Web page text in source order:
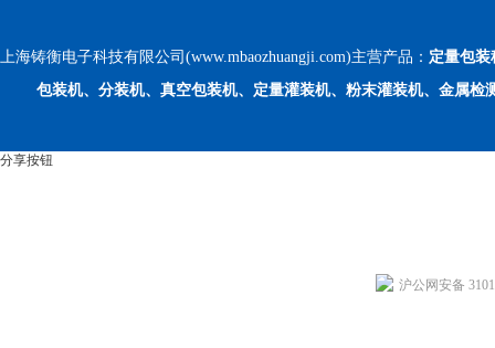
上海铸衡电子科技有限公司(www.mbaozhuangji.com)主营产品： 定量包装
包装机、分装机、真空包装机、定量灌装机、粉末灌装机、金属检
分享按钮
沪公网安备